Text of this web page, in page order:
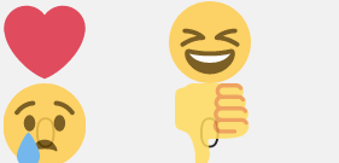
Лайк!
0
Дикий
смех!
0
Грусть :
(
Палец
вниз!